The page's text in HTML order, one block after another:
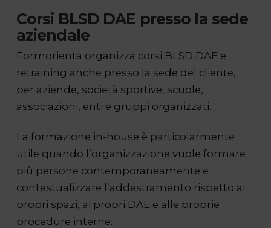
Corsi BLSD DAE presso la sede
aziendale
Formorienta organizza corsi BLSD DAE e
retraining anche presso la sede del cliente,
per aziende, società sportive, scuole,
associazioni, enti e gruppi organizzati.
La formazione in-house è particolarmente
utile quando l’organizzazione vuole formare
più persone contemporaneamente e
contestualizzare l’addestramento rispetto ai
propri spazi, ai propri DAE e alle proprie
procedure interne.